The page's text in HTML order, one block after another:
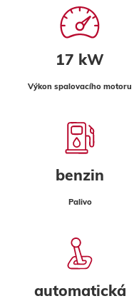
17 kW
Výkon spalovacího motoru
benzin
Palivo
automatická